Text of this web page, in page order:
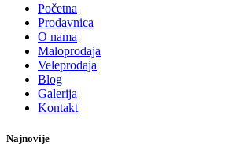
Početna
Prodavnica
O nama
Maloprodaja
Veleprodaja
Blog
Galerija
Kontakt
Najnovije